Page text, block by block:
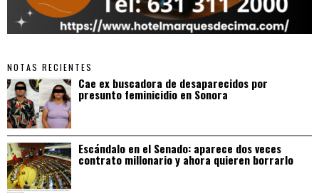
NOTAS RECIENTES
Cae ex buscadora de desaparecidos por
presunto feminicidio en Sonora
Escándalo en el Senado: aparece dos veces
contrato millonario y ahora quieren borrarlo